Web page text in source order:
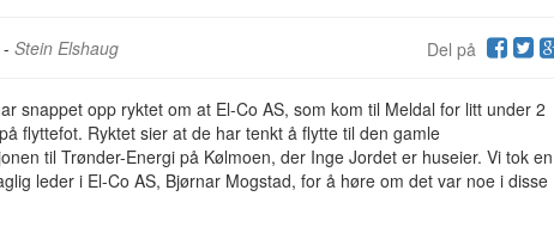
Del på
- Stein Elshaug
snappet opp ryktet om at El-Co AS, som kom til Meldal for litt under 2
flyttefot. Ryktet sier at de har tenkt å flytte til den gamle
til Trønder-Energi på Kølmoen, der Inge Jordet er huseier. Vi tok en
leder i El-Co AS, Bjørnar Mogstad, for å høre om det var noe i disse